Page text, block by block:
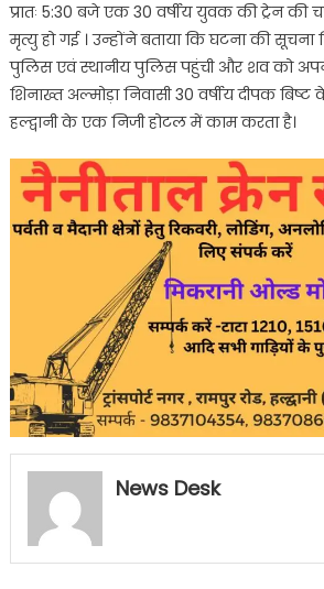
प्रातः 5:30 बजे एक 30 वर्षीय युवक की ट्रेन
मृत्यु हो गई । उन्होंने बताया कि घटना की
पुलिस एवं स्थानीय पुलिस पहुंची और शव को
शिनाख्त अल्मोड़ा निवासी 30 वर्षीय दीपक
हल्द्वानी के एक निजी होटल में काम करता है।
News Desk